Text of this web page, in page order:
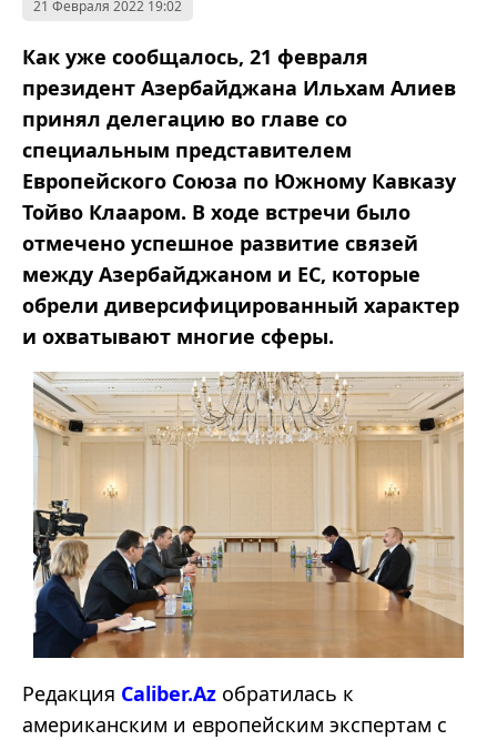
21 Февраля 2022 19:02
Как уже сообщалось, 21 февраля
президент Азербайджана Ильхам Алиев
принял делегацию во главе со
специальным представителем
Европейского Союза по Южному Кавказу
Тойво Клааром. В ходе встречи было
отмечено успешное развитие связей
между Азербайджаном и ЕС, которые
обрели диверсифицированный характер
и охватывают многие сферы.
Редакция Caliber.Az обратилась к
американским и европейским экспертам с